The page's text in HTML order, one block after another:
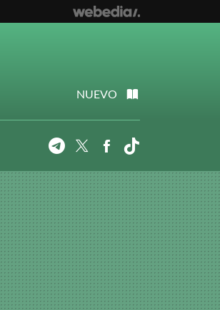
NUEVO
TelegramTwitterFacebook